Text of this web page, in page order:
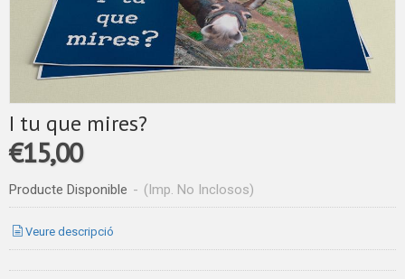
I tu que mires?
€15,00
Producte Disponible - (Imp. No Inclosos)
Veure descripció